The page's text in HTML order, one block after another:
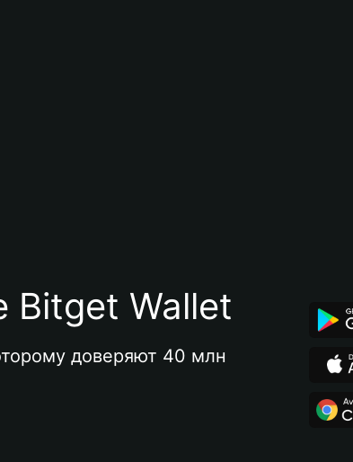
Bitget Wallet
доверяют 40 млн